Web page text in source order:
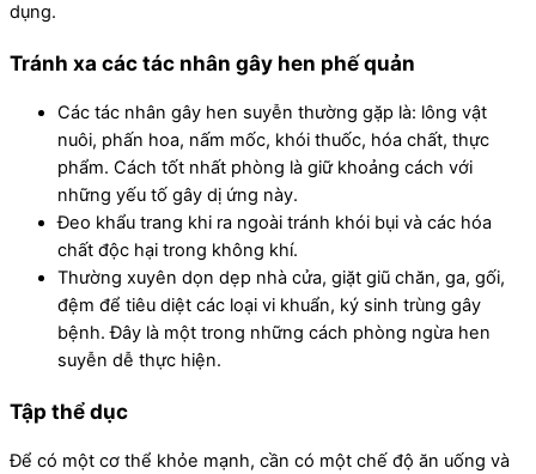
dụng.
Tránh xa các tác nhân gây hen phế quản
Các tác nhân gây hen suyễn thường gặp là: lông vật
nuôi, phấn hoa, nấm mốc, khói thuốc, hóa chất, thực
phẩm. Cách tốt nhất phòng là giữ khoảng cách với
những yếu tố gây dị ứng này.
Đeo khẩu trang khi ra ngoài tránh khói bụi và các hóa
chất độc hại trong không khí.
Thường xuyên dọn dẹp nhà cửa, giặt giũ chăn, ga, gối,
đệm để tiêu diệt các loại vi khuẩn, ký sinh trùng gây
bệnh. Đây là một trong những cách phòng ngừa hen
suyễn dễ thực hiện.
Tập thể dục
Để có một cơ thể khỏe mạnh, cần có một chế độ ăn uống và